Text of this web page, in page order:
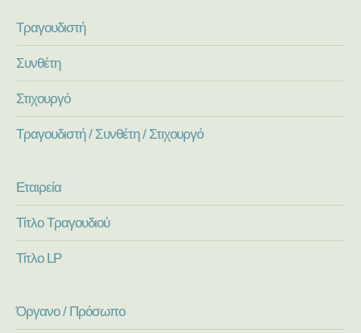
Τραγουδιστή
Συνθέτη
Στιχουργό
Τραγουδιστή / Συνθέτη / Στιχουργό
Εταιρεία
Τίτλο Τραγουδιού
Τίτλο LP
Όργανο / Πρόσωπο